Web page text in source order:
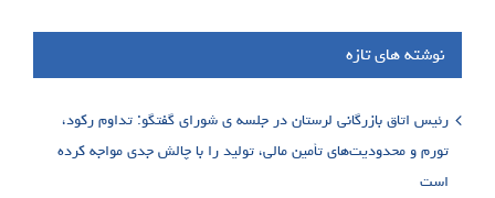
نوشته های تازه
رئیس اتاق بازرگانی لرستان در جلسه ی شورای گفتگو: تداوم رکود،
تورم و محدودیت‌های تأمین مالی، تولید را با چالش جدی مواجه کرده
است